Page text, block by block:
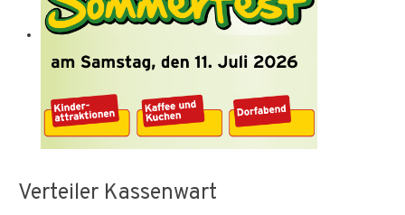
GALERIE
SUCHE
Verteiler Kassenwart